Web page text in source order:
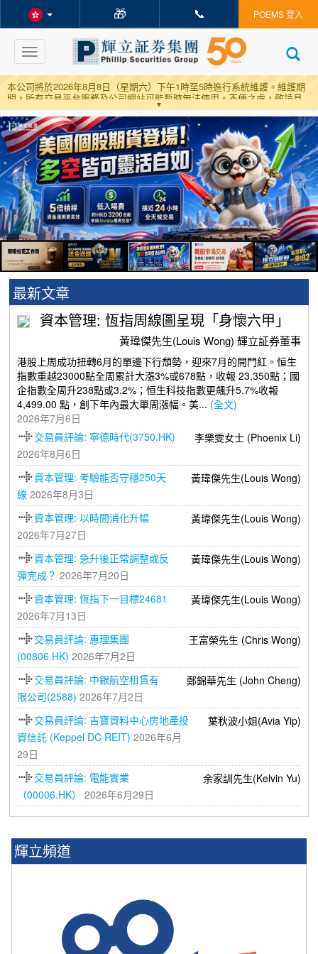
🎁 📞 POEMS 登入
Toggle
navigation
本公司將於2026年8月8日（星期六）下午1時至5時進行系統維護。維護期
間，所有交易平台服務及公司網站可能暫時無法使用。不便之處，敬請見
諒，感謝您的理解與支持。
一. 鑑於近年詐騙個案增加，為了保障客戶並提高他們的警覺性，我們公司
推出了“防騙資訊”專頁詳情按此，以便客戶查閱相關資訊，增強客戶對應對
和預防詐騙的認識。
二.為配合內地政策，內地客戶有機會接聽不了國際和港澳包括本公司之來
電。根據媒體報道，客戶可以透過發送簡訊1219至10086進行確認登記。相
關報道：按此連結
三.以往通知
▼
最新文章
資本管理: 恆指周線圖呈現「身懷六甲」
黃瑋傑先生(Louis Wong) 輝立証券董事
港股上周成功扭轉6月的單邊下行頹勢，迎來7月的開門紅。恒生
指數重越23000點全周累計大漲3%或678點，收報 23,350點；國
企指數全周升238點或3.2%；恒生科技指數更飆升5.7%收報
4,499.00 點，創下年內最大單周漲幅。美... (全文)
2026年7月6日
李樂雯女士 (Phoenix Li)
交易員評論: 寧德時代(3750.HK)
2026年8月6日
黃瑋傑先生(Louis Wong)
資本管理: 考驗能否守穩250天
線 2026年8月3日
黃瑋傑先生(Louis Wong)
資本管理: 以時間消化升幅
2026年7月27日
黃瑋傑先生(Louis Wong)
資本管理: 急升後正常調整或反
彈完成？ 2026年7月20日
黃瑋傑先生(Louis Wong)
資本管理: 恆指下一目標24681
2026年7月13日
王富榮先生 (Chris Wong)
交易員評論: 惠理集團
(00806.HK) 2026年7月2日
鄭錦華先生 (John Cheng)
交易員評論: 中銀航空租賃有
限公司(2588) 2026年7月2日
葉秋波小姐(Avia Yip)
交易員評論: 吉寶資料中心房地產投
資信託 (Keppel DC REIT) 2026年6月
29日
余家訓先生(Kelvin Yu)
交易員評論: 電能實業
（00006.HK）
2026年6月29日
輝立頻道